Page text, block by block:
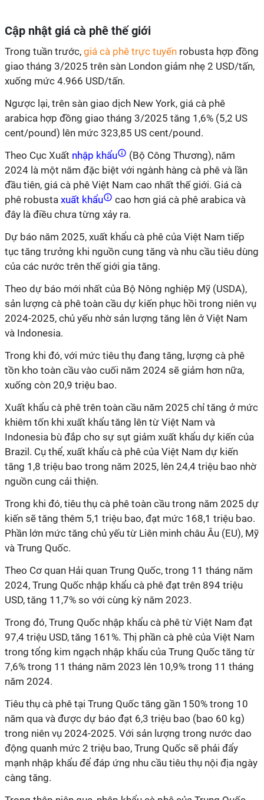
Cập nhật giá cà phê thế giới
Trong tuần trước, giá cà phê trực tuyến robusta hợp đồng
giao tháng 3/2025 trên sàn London giảm nhẹ 2 USD/tấn,
xuống mức 4.966 USD/tấn.
Ngược lại, trên sàn giao dịch New York, giá cà phê
arabica hợp đồng giao tháng 3/2025 tăng 1,6% (5,2 US
cent/pound) lên mức 323,85 US cent/pound.
Theo Cục Xuất nhập khẩu
(Bộ Công Thương), năm
2024 là một năm đặc biệt với ngành hàng cà phê và lần
đầu tiên, giá cà phê Việt Nam cao nhất thế giới. Giá cà
phê robusta xuất khẩu
cao hơn giá cà phê arabica và
đây là điều chưa từng xảy ra.
Dự báo năm 2025, xuất khẩu cà phê của Việt Nam tiếp
tục tăng trưởng khi nguồn cung tăng và nhu cầu tiêu dùng
của các nước trên thế giới gia tăng.
Theo dự báo mới nhất của Bộ Nông nghiệp Mỹ (USDA),
sản lượng cà phê toàn cầu dự kiến phục hồi trong niên vụ
2024-2025, chủ yếu nhờ sản lượng tăng lên ở Việt Nam
và Indonesia.
Trong khi đó, với mức tiêu thụ đang tăng, lượng cà phê
tồn kho toàn cầu vào cuối năm 2024 sẽ giảm hơn nữa,
xuống còn 20,9 triệu bao.
Xuất khẩu cà phê trên toàn cầu năm 2025 chỉ tăng ở mức
khiêm tốn khi xuất khẩu tăng lên từ Việt Nam và
Indonesia bù đắp cho sự sụt giảm xuất khẩu dự kiến của
Brazil. Cụ thể, xuất khẩu cà phê của Việt Nam dự kiến
tăng 1,8 triệu bao trong năm 2025, lên 24,4 triệu bao nhờ
nguồn cung cải thiện.
Trong khi đó, tiêu thụ cà phê toàn cầu trong năm 2025 dự
kiến sẽ tăng thêm 5,1 triệu bao, đạt mức 168,1 triệu bao.
Phần lớn mức tăng chủ yếu từ Liên minh châu Âu (EU), Mỹ
và Trung Quốc.
Theo Cơ quan Hải quan Trung Quốc, trong 11 tháng năm
2024, Trung Quốc nhập khẩu cà phê đạt trên 894 triệu
USD, tăng 11,7% so với cùng kỳ năm 2023.
Trong đó, Trung Quốc nhập khẩu cà phê từ Việt Nam đạt
97,4 triệu USD, tăng 161%. Thị phần cà phê của Việt Nam
trong tổng kim ngạch nhập khẩu của Trung Quốc tăng từ
7,6% trong 11 tháng năm 2023 lên 10,9% trong 11 tháng
năm 2024.
Tiêu thụ cà phê tại Trung Quốc tăng gần 150% trong 10
năm qua và được dự báo đạt 6,3 triệu bao (bao 60 kg)
trong niên vụ 2024-2025. Với sản lượng trong nước dao
động quanh mức 2 triệu bao, Trung Quốc sẽ phải đẩy
mạnh nhập khẩu để đáp ứng nhu cầu tiêu thụ nội địa ngày
càng tăng.